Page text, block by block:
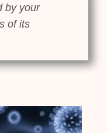
by your
of its